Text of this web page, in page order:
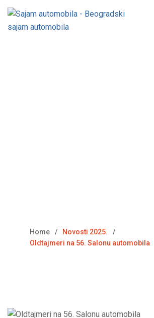
Home
Novosti 2025.
Oldtajmeri na 56. Salonu automobila